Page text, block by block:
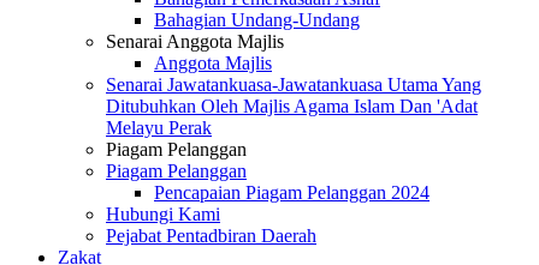
Bahagian Undang-Undang
Senarai Anggota Majlis
Anggota Majlis
Senarai Jawatankuasa-Jawatankuasa Utama Yang
Ditubuhkan Oleh Majlis Agama Islam Dan 'Adat
Melayu Perak
Piagam Pelanggan
Piagam Pelanggan
Pencapaian Piagam Pelanggan 2024
Hubungi Kami
Pejabat Pentadbiran Daerah
Zakat